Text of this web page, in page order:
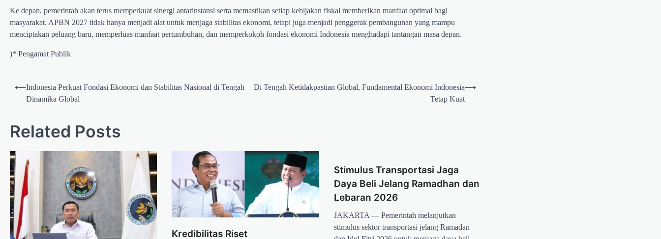
Ke depan, pemerintah akan terus memperkuat sinergi antarinstansi serta memastikan setiap kebijakan fiskal memberikan manfaat optimal bagi
masyarakat. APBN 2027 tidak hanya menjadi alat untuk menjaga stabilitas ekonomi, tetapi juga menjadi penggerak pembangunan yang mampu
menciptakan peluang baru, memperluas manfaat pertumbuhan, dan memperkokoh fondasi ekonomi Indonesia menghadapi tantangan masa depan.
)* Pengamat Publik
Post
navigation
⟵Indonesia Perkuat Fondasi Ekonomi dan Stabilitas Nasional di Tengah
Dinamika Global
Di Tengah Ketidakpastian Global, Fundamental Ekonomi Indonesia
Tetap Kuat
⟶
Related Posts
Kredibilitas Riset
Stimulus Transportasi Jaga
Daya Beli Jelang Ramadhan dan
Lebaran 2026
JAKARTA — Pemerintah melanjutkan
stimulus sektor transportasi jelang Ramadan